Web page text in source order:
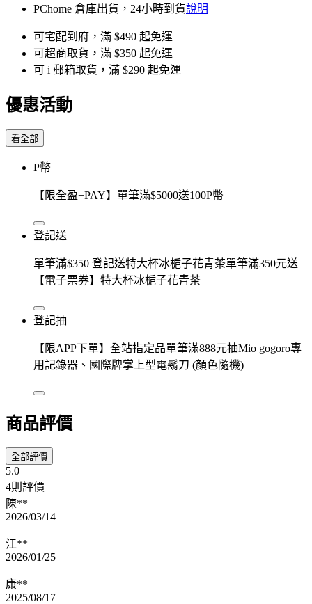
PChome 倉庫出貨，24小時到貨說明
可宅配到府，滿 $490 起免運
可超商取貨，滿 $350 起免運
可 i 郵箱取貨，滿 $290 起免運
優惠活動
看全部
P幣
【限全盈+PAY】單筆滿$5000送100P幣
登記送
單筆滿$350 登記送特大杯冰梔子花青茶單筆滿350元送
【電子票券】特大杯冰梔子花青茶
登記抽
【限APP下單】全站指定品單筆滿888元抽Mio gogoro專
用記錄器、國際牌掌上型電鬍刀 (顏色隨機)
商品評價
全部評價
5.0
4則評價
陳**
2026/03/14
江**
2026/01/25
康**
2025/08/17